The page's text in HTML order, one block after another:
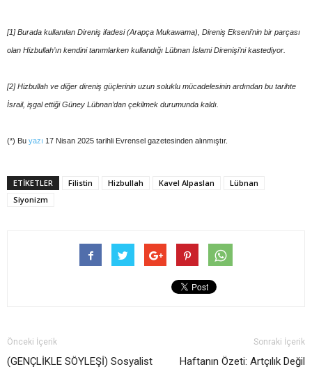
[1] Burada kullanılan Direniş ifadesi (Arapça Mukawama), Direniş Ekseni’nin bir parçası
olan Hizbullah’ın kendini tanımlarken kullandığı Lübnan İslami Direnişi’ni kastediyor.
[2] Hizbullah ve diğer direniş güçlerinin uzun soluklu mücadelesinin ardından bu tarihte
İsrail, işgal ettiği Güney Lübnan’dan çekilmek durumunda kaldı.
(*) Bu yazı 17 Nisan 2025 tarihli Evrensel gazetesinden alınmıştır.
ETIKETLER Filistin Hizbullah Kavel Alpaslan
Lübnan
Siyonizm
Önceki İçerik
(GENÇLİKLE SÖYLEŞİ) Sosyalist
Sonraki İçerik
Haftanın Özeti: Artçılık Değil